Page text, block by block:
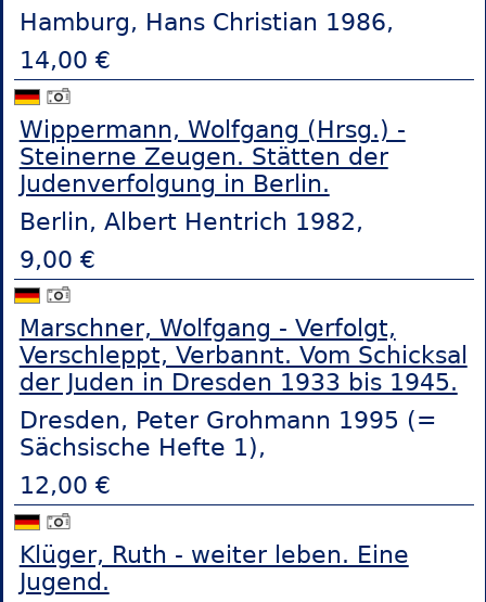
Hamburg, Hans Christian 1986,
14,00 €
Wippermann, Wolfgang (Hrsg.) -
Steinerne Zeugen. Stätten der
Judenverfolgung in Berlin.
Berlin, Albert Hentrich 1982,
9,00 €
Marschner, Wolfgang - Verfolgt,
Verschleppt, Verbannt. Vom Schicksal
der Juden in Dresden 1933 bis 1945.
Dresden, Peter Grohmann 1995 (=
Sächsische Hefte 1),
12,00 €
Klüger, Ruth - weiter leben. Eine
Jugend.